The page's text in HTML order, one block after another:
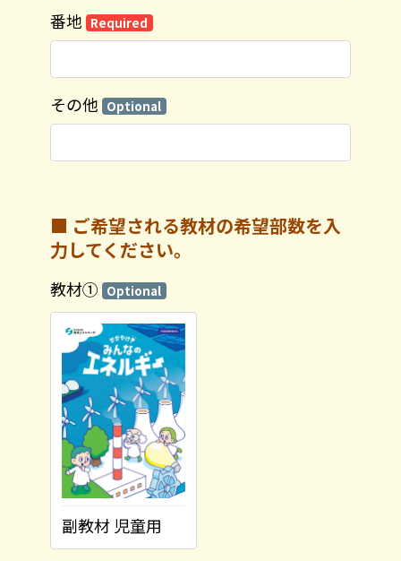
番地 Required
その他 Optional
■ ご希望される教材の希望部数を入
力してください。
教材① Optional
副教材 児童用